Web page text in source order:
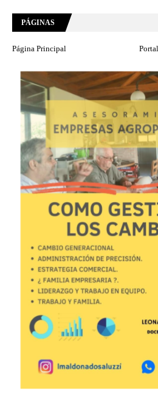
PÁGINAS
Página Principal